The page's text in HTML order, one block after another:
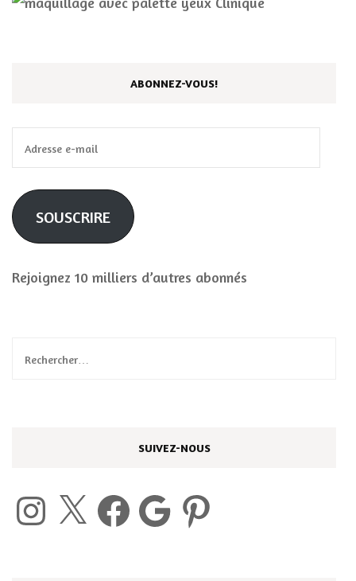
ABONNEZ-VOUS!
e-
mail
SOUSCRIRE
Rejoignez 10 milliers d’autres abonnés
Rechercher :
SUIVEZ-NOUS
Instagram Facebook Google Pinterest